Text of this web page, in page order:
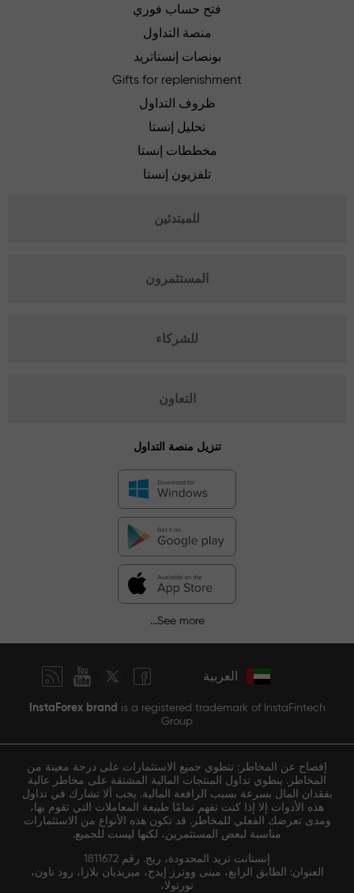
فتح حساب فوري
منصة التداول
بونصات إنستاتريد
Gifts for replenishment
ظروف التداول
تحليل إنستا
مخططات إنستا
تلفزيون إنستا
للمبتدئين
المستثمرون
للشركاء
التعاون
تنزيل منصة التداول
See more...
العربية
InstaForex brand is a registered trademark of InstaFintech
Group
إفصاح عن المخاطر: تنطوي جميع الاستثمارات على درجة معينة من
المخاطر. ينطوي تداول المنتجات المالية المشتقة على مخاطر عالية
بفقدان المال بسرعة بسبب الرافعة المالية. يجب ألا تشارك في تداول
هذه الأدوات إلا إذا كنت تفهم تمامًا طبيعة المعاملات التي تقوم بها،
ومدى تعرضك الفعلي للمخاطر. قد تكون هذه الأنواع من الاستثمارات
مناسبة لبعض المستثمرين، لكنها ليست للجميع.
إنستانت تريد المحدودة، ريج. رقم 1811672
العنوان: الطابق الرابع، مبنى ووترز إيدج، ميريديان بلازا، رود تاون،
تورتولا،